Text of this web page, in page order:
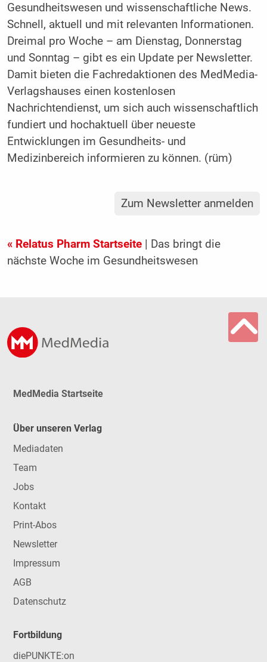
Gesundheitswesen und wissenschaftliche News.
Schnell, aktuell und mit relevanten Informationen.
Dreimal pro Woche – am Dienstag, Donnerstag
und Sonntag – gibt es ein Update per Newsletter.
Damit bieten die Fachredaktionen des MedMedia-
Verlagshauses einen kostenlosen
Nachrichtendienst, um sich auch wissenschaftlich
fundiert und hochaktuell über neueste
Entwicklungen im Gesundheits- und
Medizinbereich informieren zu können. (rüm)
Zum Newsletter anmelden
« Relatus Pharm Startseite| Das bringt die
nächste Woche im Gesundheitswesen
MedMedia Startseite
Über unseren Verlag
Mediadaten
Team
Jobs
Kontakt
Print-Abos
Newsletter
Impressum
AGB
Datenschutz
Fortbildung
diePUNKTE:on